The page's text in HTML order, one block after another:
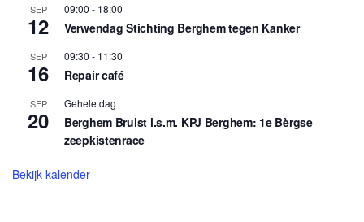
SEP
12
09:00 - 18:00
Verwendag Stichting Berghem tegen Kanker
SEP
16
09:30 - 11:30
Repair café
SEP
20
Gehele dag
Berghem Bruist i.s.m. KPJ Berghem: 1e Bèrgse
zeepkistenrace
Bekijk kalender